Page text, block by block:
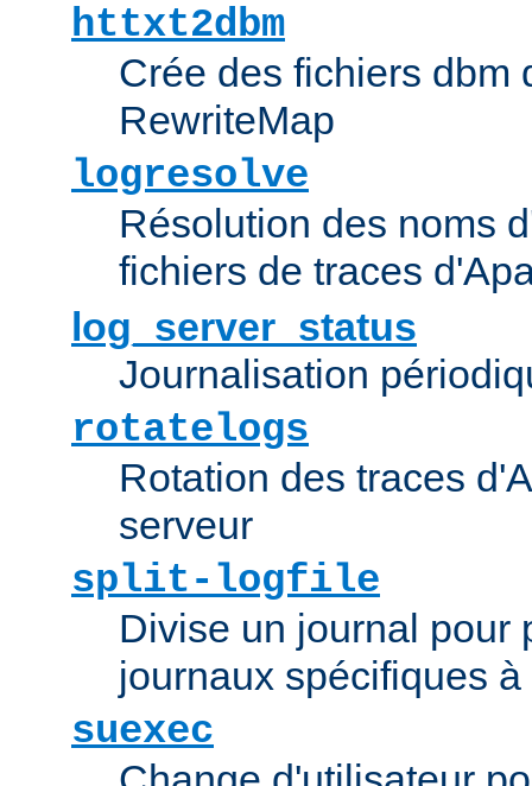
httxt2dbm
Crée des fichiers dbm
RewriteMap
logresolve
Résolution des noms
fichiers de traces
log_server_status
Journalisation
rotatelogs
Rotation des traces
serveur
split-logfile
Divise un journal pour
journaux spécifiques
suexec